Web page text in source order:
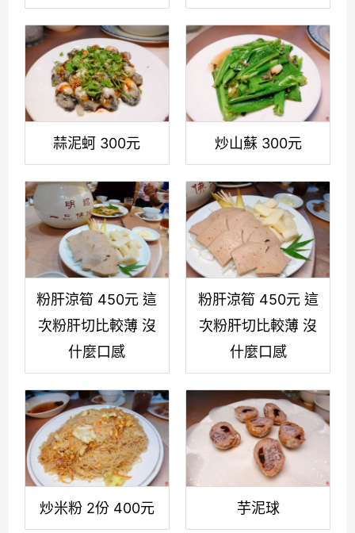
蒜泥蚵 300元 炒山蘇 300元
粉肝涼筍 450元 這
次粉肝切比較薄 沒
什麼口感
粉肝涼筍 450元 這
次粉肝切比較薄 沒
什麼口感
炒米粉 2份 400元 芋泥球